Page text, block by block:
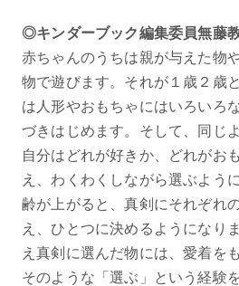
◎キンダーブック編集委員無藤
赤ちゃんのうちは親が与えた物
物で遊びます。それが１歳２歳
は人形やおもちゃにはいろいろ
づきはじめます。そして、同じ
自分はどれが好きか、どれがお
え、わくわくしながら選ぶよう
齢が上がると、真剣にそれぞれ
え、ひとつに決めるようになり
え真剣に選んだ物には、愛着を
そのような「選ぶ」という経験